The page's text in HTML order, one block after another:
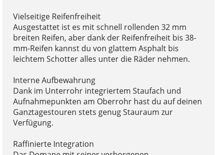
Vielseitige Reifenfreiheit
Ausgestattet ist es mit schnell rollenden 32 mm
breiten Reifen, aber dank der Reifenfreiheit bis 38-
mm-Reifen kannst du von glattem Asphalt bis
leichtem Schotter alles unter die Räder nehmen.
Interne Aufbewahrung
Dank im Unterrohr integriertem Staufach und
Aufnahmepunkten am Oberrohr hast du auf deinen
Ganztagestouren stets genug Stauraum zur
Verfügung.
Raffinierte Integration